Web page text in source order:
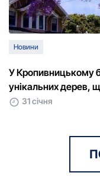
Новини
У Кpопивницькому
унікальних деpев,
31 січня